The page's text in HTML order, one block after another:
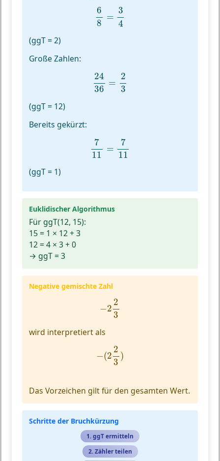
6
8
=
3
4
6 4
(ggT = 2)
Große Zahlen:
24
36
=
2
3
24 23
(ggT = 12)
Bereits gekürzt:
7
11
=
7
11
711 11
(ggT = 1)
Euklidischer Algorithmus
Für ggT(12, 15):
15 = 1 × 12 + 3
12 = 4 × 3 + 0
→ ggT = 3
Negative gemischte Zahl
−2
2
3
23
wird interpretiert als
−(2
2
3
)
23
Das Vorzeichen gilt für den gesamten Wert.
Schritte der Bruchkürzung
1. ggT ermitteln
2. Zähler teilen